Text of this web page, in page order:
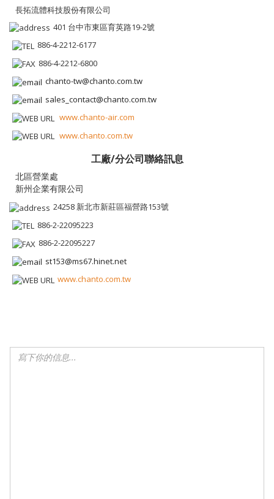
長拓流體科技股份有限公司
401 台中市東區育英路19-2號
886-4-2212-6177
886-4-2212-6800
chanto-tw@chanto.com.tw
sales_contact@chanto.com.tw
www.chanto-air.com
www.chanto.com.tw
工廠/分公司聯絡訊息
新州企業有限公司
24258 新北市新莊區福營路153號
886-2-22095223
886-2-22095227
st153@ms67.hinet.net
www.chanto.com.tw